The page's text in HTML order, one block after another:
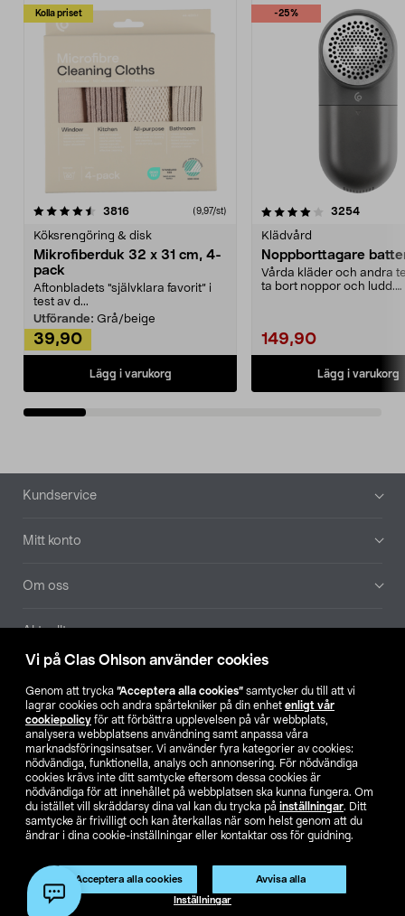
Vi på Clas Ohlson använder cookies
Genom att trycka ”Acceptera alla cookies” samtycker du till att vi
lagrar cookies och andra spårtekniker på din enhet enligt vår
cookiepolicy för att förbättra upplevelsen på vår webbplats,
analysera webbplatsens användning samt anpassa våra
marknadsföringsinsatser. Vi använder fyra kategorier av cookies:
nödvändiga, funktionella, analys och annonsering. För nödvändiga
cookies krävs inte ditt samtycke eftersom dessa cookies är
nödvändiga för att innehållet på webbplatsen ska kunna fungera. Om
du istället vill skräddarsy dina val kan du trycka på inställningar. Ditt
samtycke är frivilligt och kan återkallas när som helst genom att du
ändrar i dina cookie-inställningar eller kontaktar oss för guidning.
Acceptera alla cookies Avvisa alla
Inställningar
Kolla priset
3816recensioner (9,97/st)
Köksrengöring & disk
Mikrofiberduk 32 x 31 cm, 4-
pack
Aftonbladets "självklara favorit” i
test av d...
Utförande: Grå/beige
39,90
Lägg i varukorg
-25%
4.0av 5 stjärnor 3254
Klädvård
Noppborttagare
Vårda kläder och andra
ta bort noppor och ludd.
149,90
Lägg i varukorg
4.5av 5 stjärnor
Sidfot
Kundservice
Mitt konto
Om oss
Aktuellt
Hitta butik
SE NO FI
Köpvillkor Privacy statement Klubbvillkor
För företag
Ändra till priser exklusive moms